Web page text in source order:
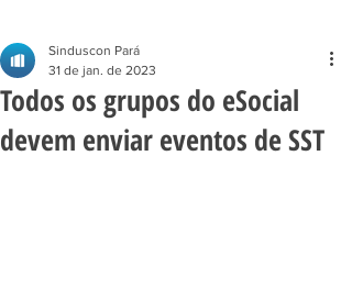
Todos os grupos do eSocial
devem enviar eventos de SST
Sinduscon Pará
31 de jan. de 2023